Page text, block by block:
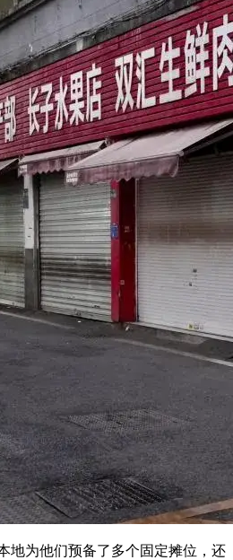
为他们预备了多个固定摊位，还